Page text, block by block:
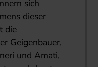
sich
dieser
die
Geigenbauer,
und Amati,